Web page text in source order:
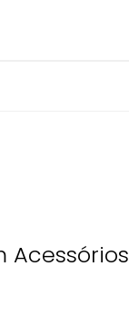
Acessórios